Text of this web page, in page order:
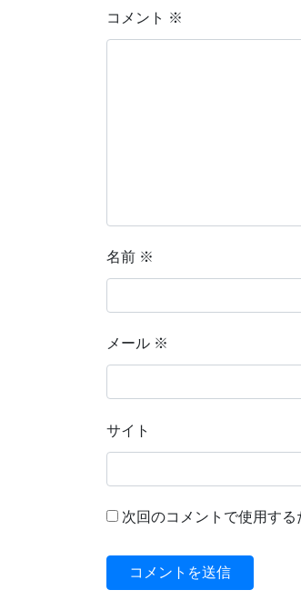
コメント ※
名前 ※
メール ※
サイト
次回のコメントで使用す